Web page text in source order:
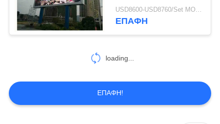
τηλεοπτική φωτεινότητα
5000cd/㎡ τοίχων
USD8600-USD8760/Set MOQ:1 τετραγωνικού μέτρου
ΕΠΑΦΉ
loading...
ΕΠΑΦΉ!